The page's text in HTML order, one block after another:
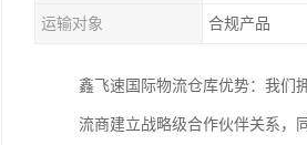
运输对象 合规产品
鑫飞速国际物流仓库优势：我们
流商建立战略级合作伙伴关系，